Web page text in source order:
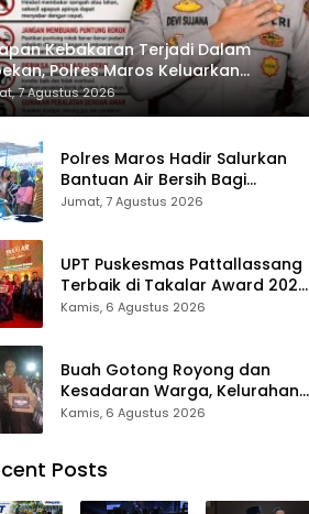
Kebakaran Terjadi Dalam
Polres Maros Keluarkan
kepada Masyarakat
7 Agustus 2026
Polres Maros Hadir Salurkan
Bantuan Air Bersih Bagi
Masyarakat Terdampak Krisis
Jumat, 7 Agustus 2026
UPT Puskesmas Pattallassang
Terbaik di Takalar Award 2026,
Bukti Komitmen Hadirkan
Kamis, 6 Agustus 2026
Buah Gotong Royong dan
Kesadaran Warga, Kelurahan
Patte’ne Menjadi Bintang
Kamis, 6 Agustus 2026
Posts